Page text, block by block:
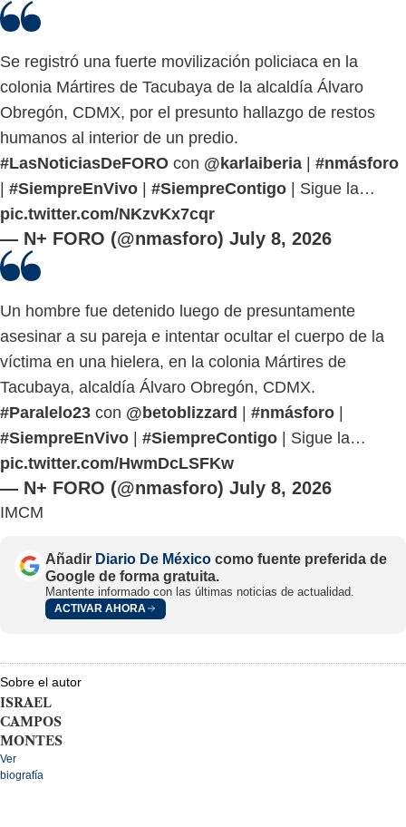
Se registró una fuerte movilización policiaca en la
colonia Mártires de Tacubaya de la alcaldía Álvaro
Obregón, CDMX, por el presunto hallazgo de restos
humanos al interior de un predio.
#LasNoticiasDeFORO con @karlaiberia | #nmásforo
| #SiempreEnVivo | #SiempreContigo | Sigue la…
pic.twitter.com/NKzvKx7cqr
— N+ FORO (@nmasforo) July 8, 2026
Un hombre fue detenido luego de presuntamente
asesinar a su pareja e intentar ocultar el cuerpo de la
víctima en una hielera, en la colonia Mártires de
Tacubaya, alcaldía Álvaro Obregón, CDMX.
#Paralelo23 con @betoblizzard | #nmásforo |
#SiempreEnVivo | #SiempreContigo | Sigue la…
pic.twitter.com/HwmDcLSFKw
— N+ FORO (@nmasforo) July 8, 2026
IMCM
Añadir Diario De México como fuente preferida de
Google de forma gratuita.
Mantente informado con las últimas noticias de actualidad.
ACTIVAR AHORA
Sobre el autor
ISRAEL
CAMPOS
MONTES
Ver
biografía